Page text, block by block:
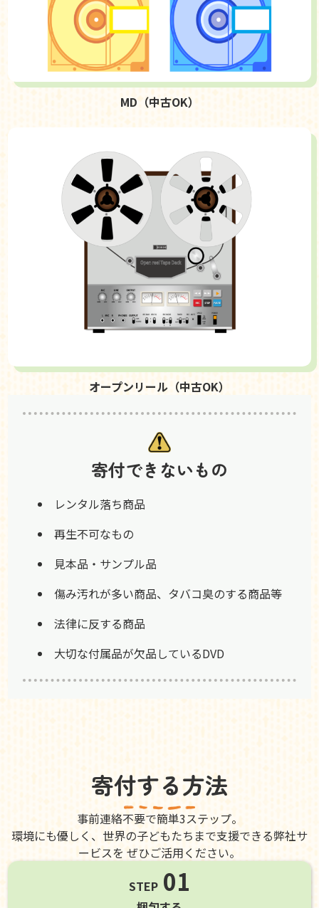
MD（中古OK）
オープンリール（中古OK）
寄付できないもの
レンタル落ち商品
再生不可なもの
見本品・サンプル品
傷み汚れが多い商品、タバコ臭のする商品等
法律に反する商品
大切な付属品が欠品しているDVD
寄付する方法
事前連絡不要で簡単3ステップ。
環境にも優しく、世界の子どもたちまで支援できる弊社サ
ービスを ぜひご活用ください。
STEP 01